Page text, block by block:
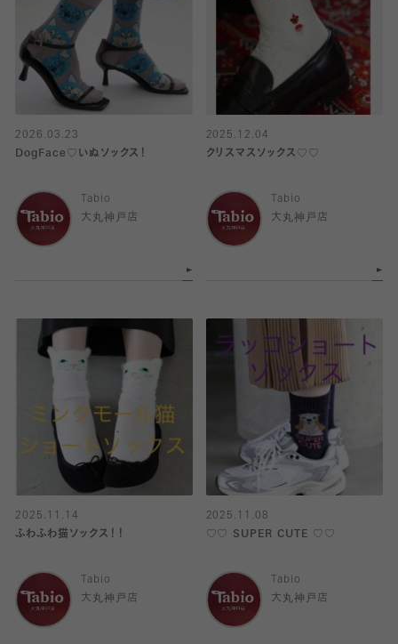
2026.03.23
DogFace♡いぬソックス！
Tabio
大丸神戸店
2025.12.04
クリスマスソックス♡♡
Tabio
大丸神戸店
2025.11.14
ふわふわ猫ソックス！！
Tabio
大丸神戸店
2025.11.08
♡♡ SUPER CUTE ♡♡
Tabio
大丸神戸店